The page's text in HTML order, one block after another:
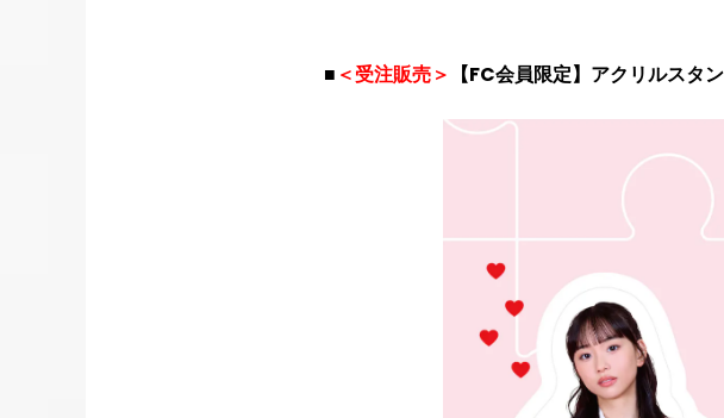
■ ＜受注販売＞ 【FC会員限定】アクリルスタ